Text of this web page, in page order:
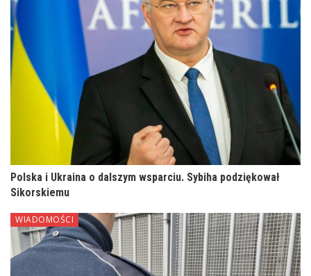
Polska i Ukraina o dalszym wsparciu. Sybiha podziękował
Sikorskiemu
WIADOMOŚCI